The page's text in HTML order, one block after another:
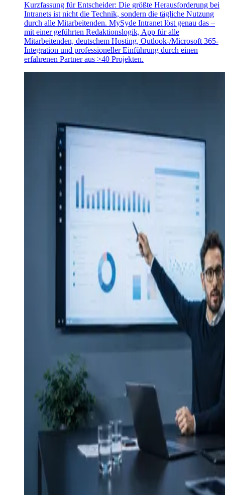
Kurzfassung für Entscheider: Die größte Herausforderung bei
Intranets ist nicht die Technik, sondern die tägliche Nutzung
durch alle Mitarbeitenden. MySyde Intranet löst genau das –
mit einer geführten Redaktionslogik, App für alle
Mitarbeitenden, deutschem Hosting, Outlook-/Microsoft 365-
Integration und professioneller Einführung durch einen
erfahrenen Partner aus >40 Projekten.